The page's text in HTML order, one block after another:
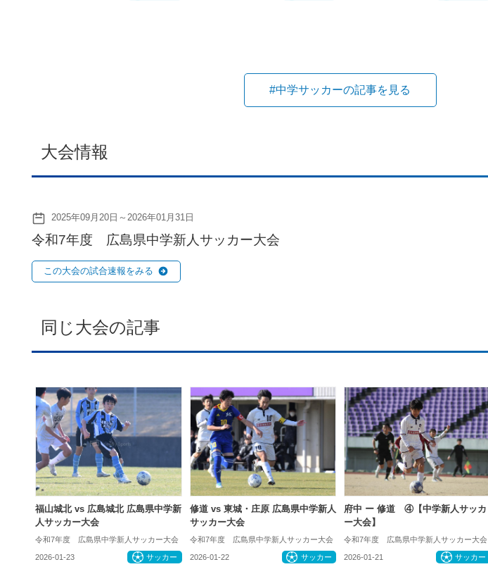
#中学サッカーの記事を見る
大会情報
2025年09月20日～2026年01月31日
令和7年度 広島県中学新人サッカー大会
この大会の試合速報をみる
同じ大会の記事
福山城北 vs 広島城北 広島県中学新
人サッカー大会
令和7年度 広島県中学新人サッカー大会
2026-01-23 サッカー
修道 vs 東城・庄原 広島県中学新人
サッカー大会
令和7年度 広島県中学新人サッカー大会
2026-01-22 サッカー
府中 ー 修道 ④【中学新人サッカ
ー大会】
令和7年度 広島県中学新人サッカー大会
2026-01-21 サッカー